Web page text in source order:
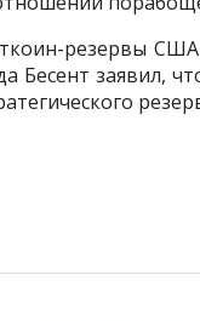
резервы США
Бесент заявил,